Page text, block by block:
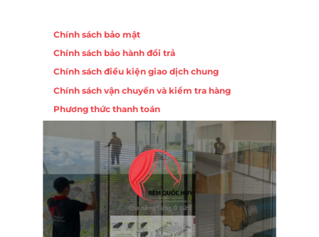
Chính sách bảo mật
Chính sách bảo hành đổi trả
Chính sách điều kiện giao dịch chung
Chính sách vận chuyển và kiểm tra hàng
Phương thức thanh toán